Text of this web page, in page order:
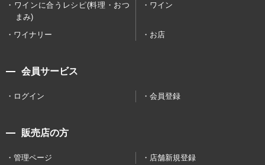
ワインに合うレシピ(料理・おつ
まみ)
ワイン
ワイナリー お店
会員サービス
ログイン 会員登録
販売店の方
管理ページ 店舗新規登録